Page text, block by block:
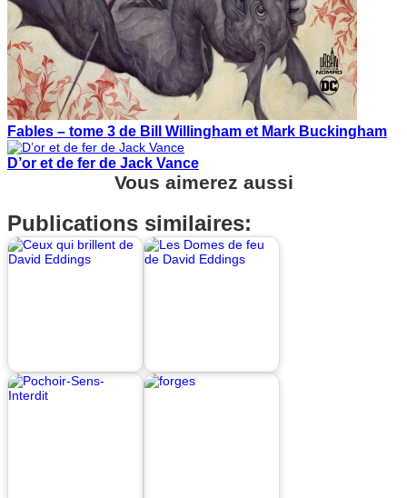
Fables – tome 3 de Bill Willingham et Mark Buckingham
D’or et de fer de Jack Vance
Vous aimerez aussi
Publications similaires: